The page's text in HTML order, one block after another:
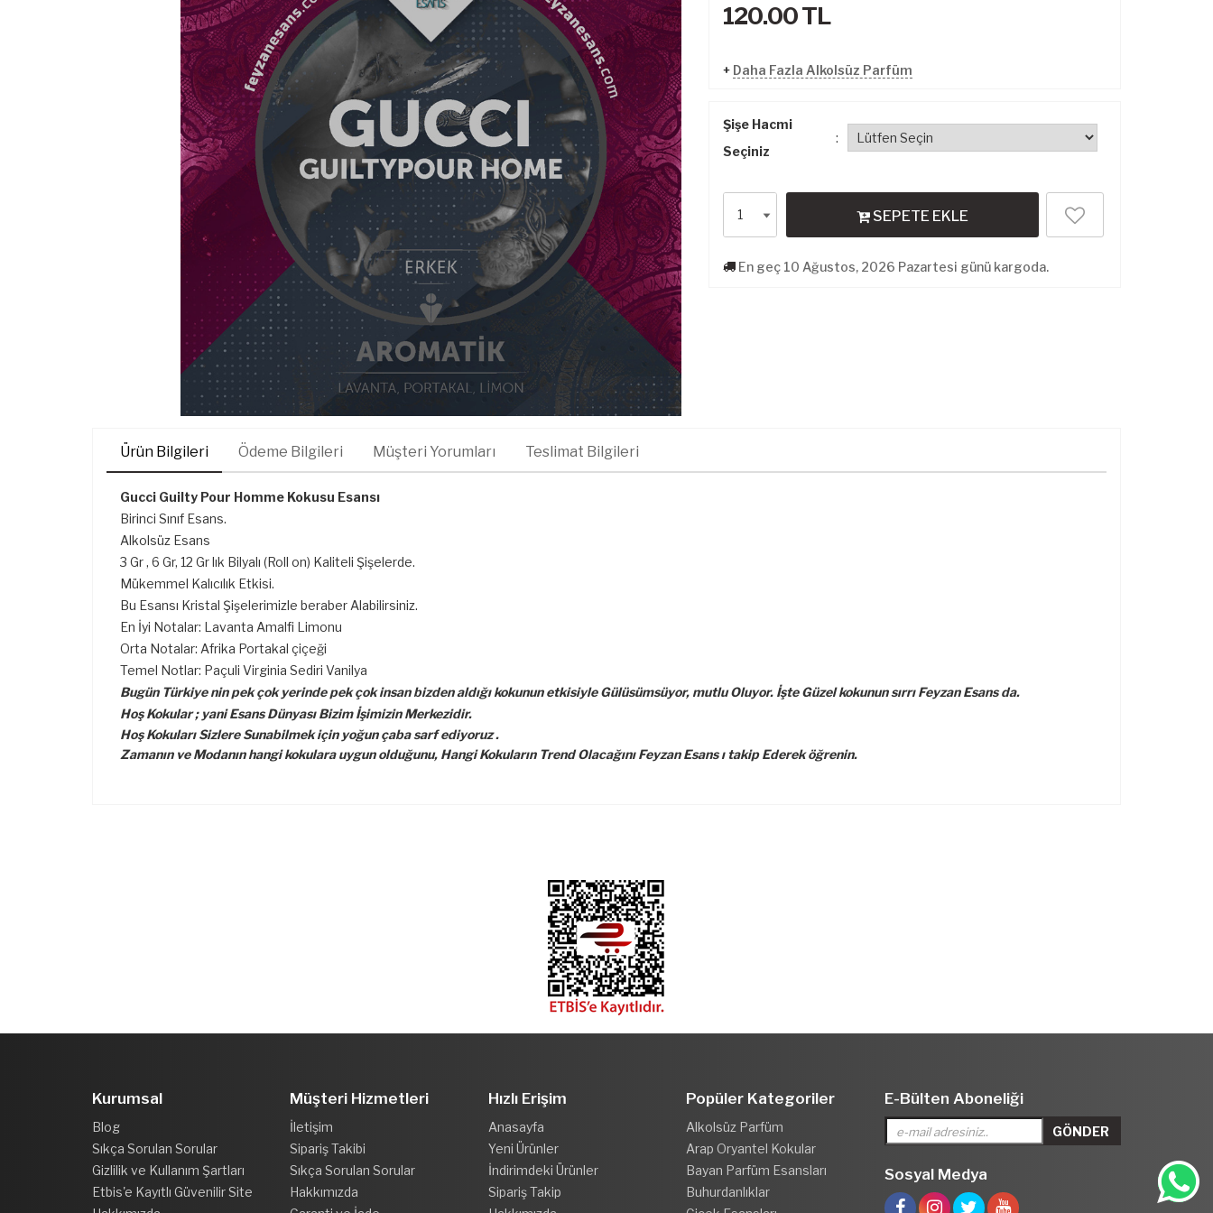
120.00TL
+ Daha Fazla Alkolsüz Parfüm
Şişe Hacmi
Seçiniz
:
SEPETE EKLE
En geç 10 Ağustos, 2026 Pazartesi günü kargoda.
Ürün Bilgileri Ödeme Bilgileri Müşteri Yorumları Teslimat Bilgileri
Gucci Guilty Pour Homme Kokusu Esansı
Birinci Sınıf Esans.
Alkolsüz Esans
3 Gr , 6 Gr, 12 Gr lık Bilyalı (Roll on) Kaliteli Şişelerde.
Mükemmel Kalıcılık Etkisi.
Bu Esansı Kristal Şişelerimizle beraber Alabilirsiniz.
En İyi Notalar: Lavanta Amalfi Limonu
Orta Notalar: Afrika Portakal çiçeği
Temel Notlar: Paçuli Virginia Sediri Vanilya
Bugün Türkiye nin pek çok yerinde pek çok insan bizden aldığı kokunun etkisiyle Gülüsümsüyor, mutlu Oluyor. İşte Güzel kokunun sırrı Feyzan Esans da.
Hoş Kokular ; yani Esans Dünyası Bizim İşimizin Merkezidir.
Hoş Kokuları Sizlere Sunabilmek için yoğun çaba sarf ediyoruz .
Zamanın ve Modanın hangi kokulara uygun olduğunu, Hangi Kokuların Trend Olacağını Feyzan Esans ı takip Ederek öğrenin.
Kurumsal
Blog
Sıkça Sorulan Sorular
Gizlilik ve Kullanım Şartları
Etbis'e Kayıtlı Güvenilir Site
Müşteri Hizmetleri
İletişim
Sipariş Takibi
Sıkça Sorulan Sorular
Hakkımızda
Hızlı Erişim
Anasayfa
Yeni Ürünler
İndirimdeki Ürünler
Sipariş Takip
Popüler Kategoriler
Alkolsüz Parfüm
Arap Oryantel Kokular
Bayan Parfüm Esansları
Buhurdanlıklar
E-Bülten Aboneliği
Sosyal Medya